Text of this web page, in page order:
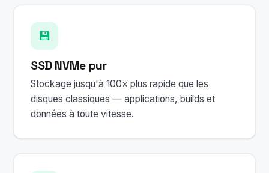
💾
SSD NVMe pur
Stockage jusqu'à 100× plus rapide que les
disques classiques — applications, builds et
données à toute vitesse.